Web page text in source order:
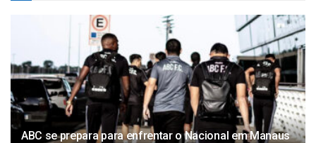
ABC se prepara para enfrentar o Nacional em Manaus